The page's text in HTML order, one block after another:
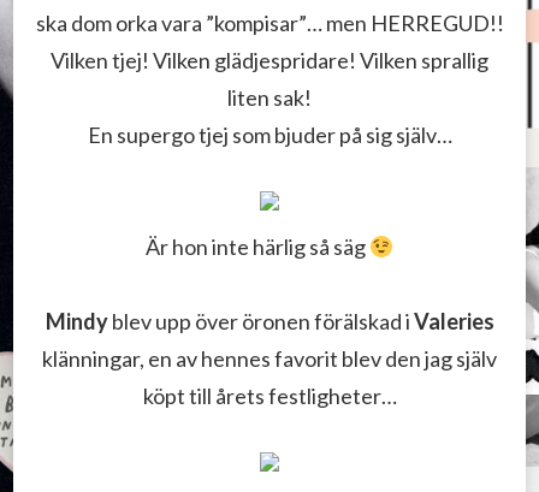
ska dom orka vara ”kompisar”… men HERREGUD!!
Vilken tjej! Vilken glädjespridare! Vilken sprallig
liten sak!
En supergo tjej som bjuder på sig själv…
Är hon inte härlig så säg
Mindyblev upp över öronen förälskad iValeries
klänningar, en av hennes favorit blev den jag själv
köpt till årets festligheter…